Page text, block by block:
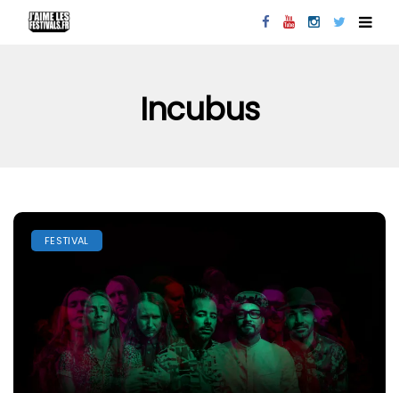
Incubus
FESTIVAL